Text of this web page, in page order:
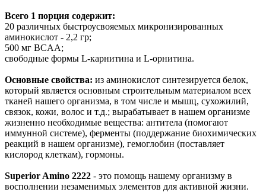
Всего 1 порция содержит:
20 различных быстроусвояемых микронизированных
аминокислот - 2,2 гр;
500 мг BCAA;
свободные формы L-карнитина и L-орнитина.
Основные свойства: из аминокислот синтезируется белок,
который является основным строительным материалом всех
тканей нашего организма, в том числе и мышц, сухожилий,
связок, кожи, волос и т.д.; вырабатывает в нашем организме
жизненно необходимые вещества: антитела (помогают
иммунной системе), ферменты (поддержание биохимических
реакций в нашем организме), гемоглобин (поставляет
кислород клеткам), гормоны.
Superior Amino 2222 - это помощь нашему организму в
восполнении незаменимых элементов для активной жизни.